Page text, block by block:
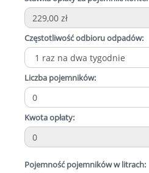
Częstotliwość odbioru odpadów:
Liczba pojemników:
Kwota opłaty:
Pojemność pojemników w litrach: